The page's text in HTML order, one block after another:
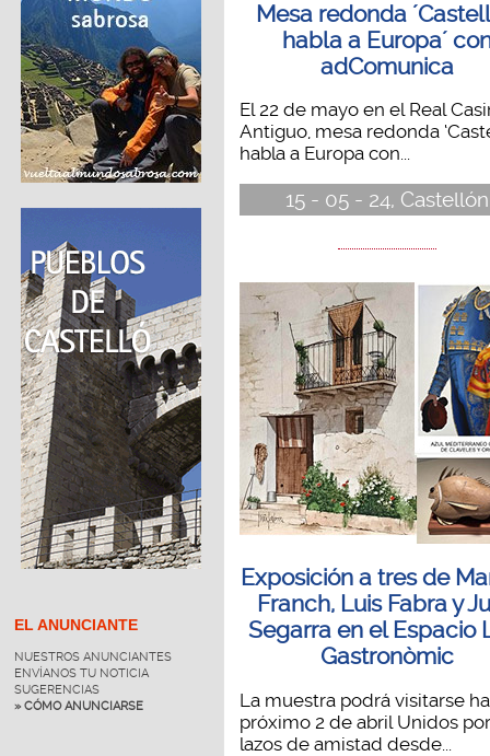
EL ANUNCIANTE
NUESTROS ANUNCIANTES
ENVÍANOS TU NOTICIA
SUGERENCIAS
» CÓMO ANUNCIARSE
Mesa redonda
habla a Europa´
adComunica
El 22 de mayo en el Real
Antiguo, mesa redonda
habla a Europa con...
15 - 05 - 24, Castellón
Exposición a tres de
Franch, Luis Fabra y
Segarra en el Espacio
Gastronòmic
La muestra podrá visitarse
próximo 2 de abril Unidos por
lazos de amistad desde...